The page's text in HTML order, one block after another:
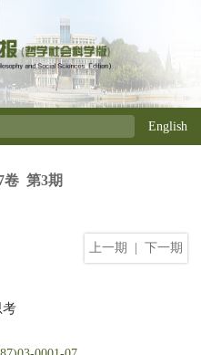
English
卷 第3期
上一期 下一期
考